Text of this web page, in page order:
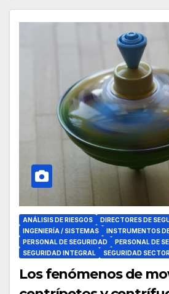
ANÁLISIS DE RIESGOS
DIRECTORES DE
INGENIERÍA / SISTEMAS
INSTRUMENTOS
PERSONAL DE SEGURIDAD
PERSONAL DE
SEGURIDAD INTEGRAL
SEGURIDAD
Los fenómenos de